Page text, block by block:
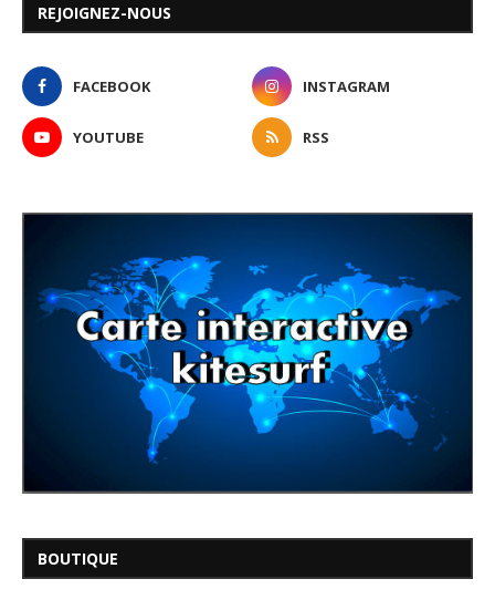
REJOIGNEZ-NOUS
FACEBOOK INSTAGRAM
YOUTUBE RSS
BOUTIQUE